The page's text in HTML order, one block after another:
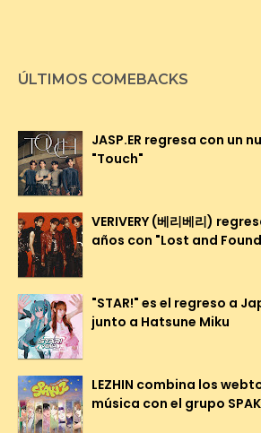
ÚLTIMOS COMEBACKS
JASP.ER regresa con un
"Touch"
VERIVERY (베리베리)
años con "Lost and
"STAR!" es el regreso a
junto a Hatsune Miku
LEZHIN combina los
música con el grupo